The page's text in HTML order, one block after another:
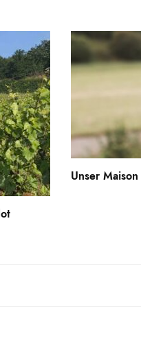
Unser